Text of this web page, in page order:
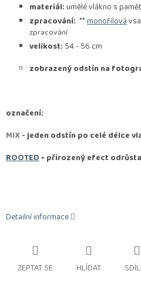
materiál:umělé vlákno s
zpracování: **monofilová
zpracování
velikost: 54 - 56 cm
zobrazený odstín na
označení:
MIX- jeden odstín po celé délce
ROOTED- přirozený efect
Detailní informace
ZEPTAT SE HLÍDAT